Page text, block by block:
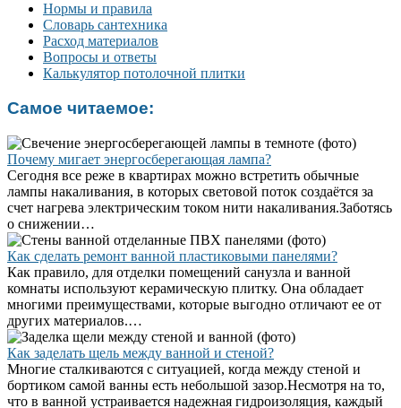
Нормы и правила
Словарь сантехника
Расход материалов
Вопросы и ответы
Калькулятор потолочной плитки
Самое читаемое:
Почему мигает энергосберегающая лампа?
Сегодня все реже в квартирах можно встретить обычные
лампы накаливания, в которых световой поток создаётся за
счет нагрева электрическим током нити накаливания.Заботясь
о снижении…
Как сделать ремонт ванной пластиковыми панелями?
Как правило, для отделки помещений санузла и ванной
комнаты используют керамическую плитку. Она обладает
многими преимуществами, которые выгодно отличают ее от
других материалов.…
Как заделать щель между ванной и стеной?
Многие сталкиваются с ситуацией, когда между стеной и
бортиком самой ванны есть небольшой зазор.Несмотря на то,
что в ванной устраивается надежная гидроизоляция, каждый